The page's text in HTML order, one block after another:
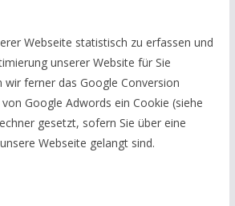
Webseite statistisch zu erfassen und
unserer Website für Sie
wir ferner das Google Conversion
Google Adwords ein Cookie (siehe
gesetzt, sofern Sie über eine
Webseite gelangt sind.